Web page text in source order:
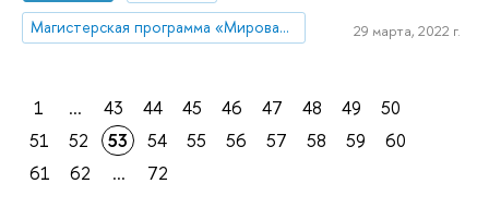
Магистерская программа «Мировая экономика»
29 марта, 2022 г.
1 ... 43 44 45 46 47 48 49
50
51
52 53 54 55 56 57 58 59
60
61
62 ... 72